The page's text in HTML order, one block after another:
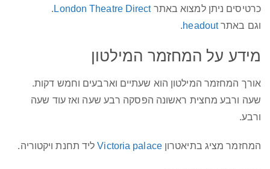
כרטיסים ניתן למצוא באתרLondon Theatre Direct
.
וגם באתרheadout
.
מידע על המחזמר המילטון
אורך המחזמר המילטון הוא שעתיים וארבעים וחמש דקות.
שעה ורבע מחצית ראשונה הפסקה רבע שעה ואז עוד שעה
ורבע.
המחזמר מציג בתיאטרוןVictoria palaceליד תחנת ויקטוריה.